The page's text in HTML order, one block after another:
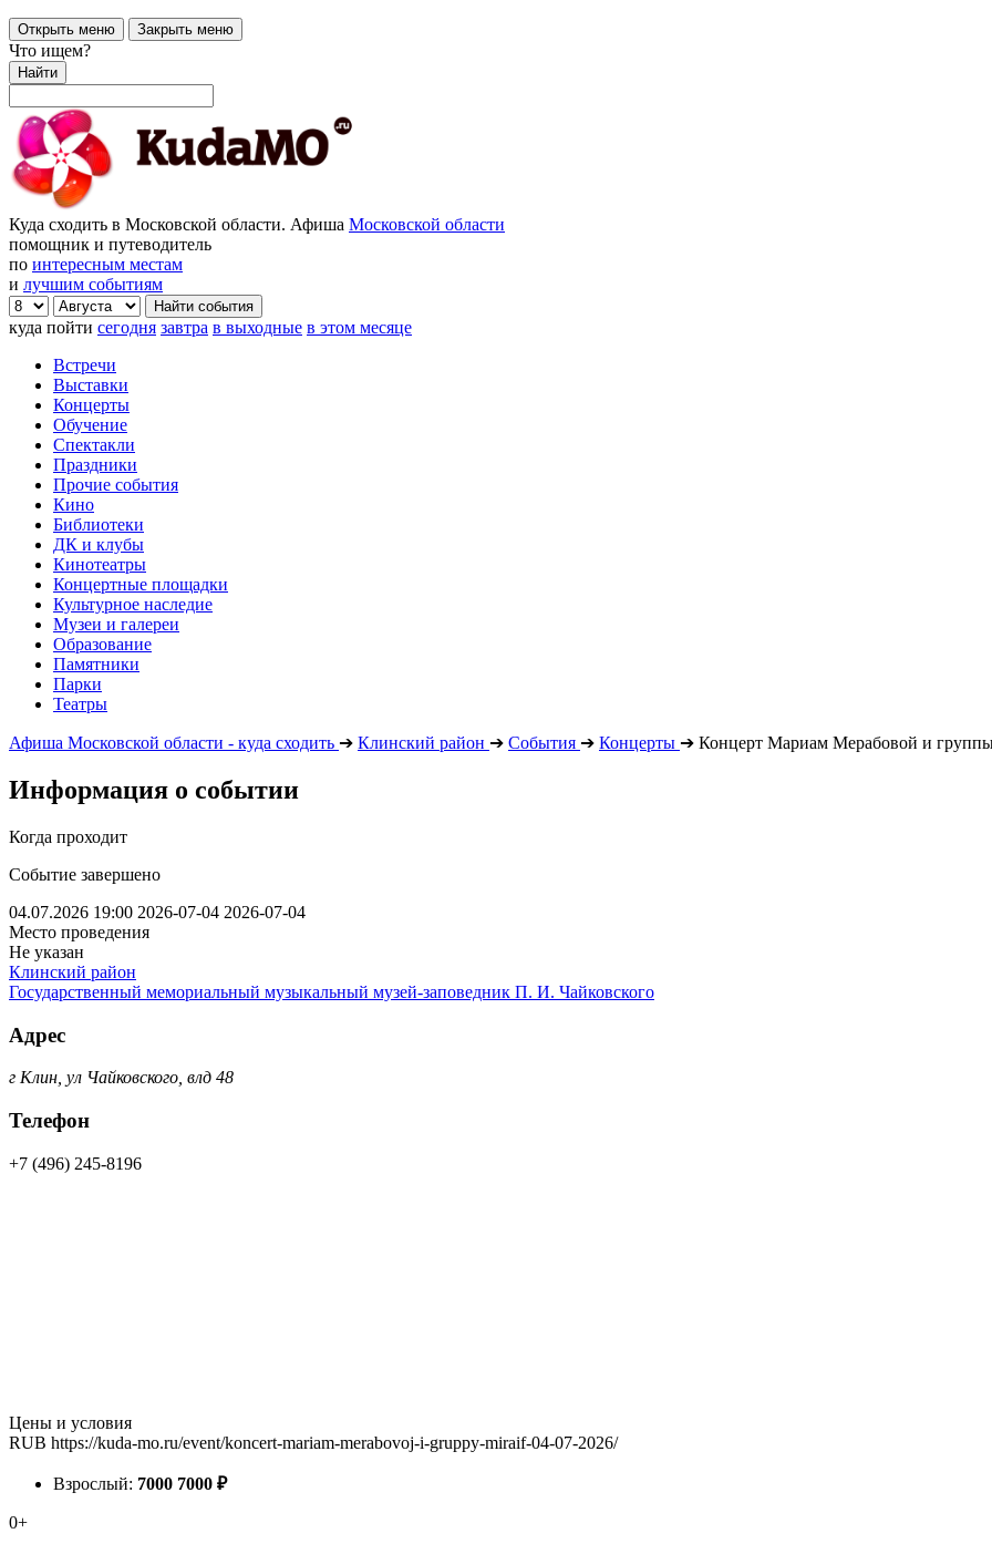
Открыть меню Закрыть меню
Что ищем?
Найти
Куда сходить в Московской области. Афиша Московской области
помощник и путеводитель
по интересным местам
и лучшим событиям
куда пойти сегодня завтра в выходные в этом месяце
Встречи
Выставки
Концерты
Обучение
Спектакли
Праздники
Прочие события
Кино
Библиотеки
ДК и клубы
Кинотеатры
Концертные площадки
Культурное наследие
Музеи и галереи
Образование
Памятники
Парки
Театры
Афиша Московской области - куда сходить ➔ Клинский район ➔ События ➔ Концерты ➔ Концерт Мариам Мерабовой и
Информация о событии
Когда проходит
Событие завершено
04.07.2026 19:00 2026-07-04 2026-07-04
Место проведения
Не указан
Клинский район
Государственный мемориальный музыкальный музей-заповедник П. И. Чайковского
Адрес
г Клин, ул Чайковского, влд 48
Телефон
+7 (496) 245-8196
Цены и условия
RUB https://kuda-mo.ru/event/koncert-mariam-merabovoj-i-gruppy-miraif-04-07-2026/
Взрослый: 7000 7000 ₽
0+